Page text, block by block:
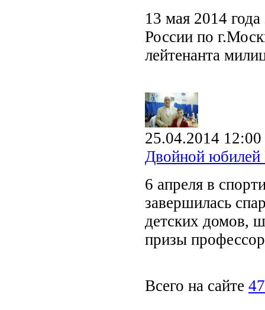
13 мая 2014
России по
лейтенанта
25.04.2014 12:00
Двойной юбилей
6 апреля в
завершилась
детских домов,
призы
Всего на сайте